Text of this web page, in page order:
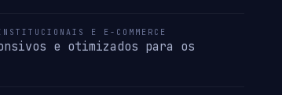
E E-COMMERCE
e otimizados para os